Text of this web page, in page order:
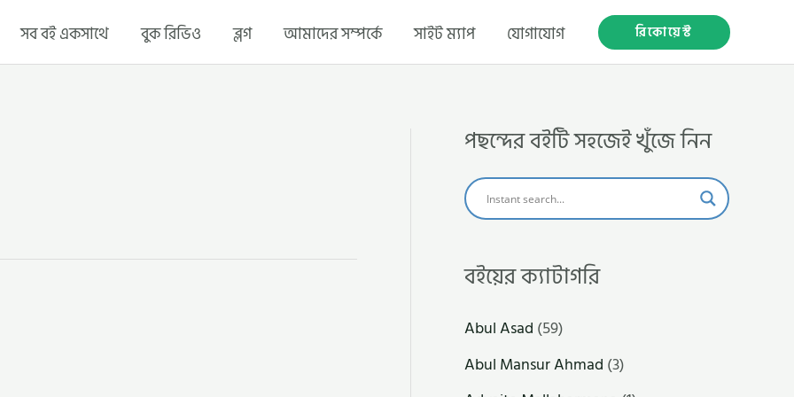
সব বই একসাথে বুক রিভিও ব্লগ আমাদের সম্পর্কে সাইট ম্যাপ যোগাযোগ রিকোয়েস্ট
পছন্দের বইটি সহজেই খুঁজে নিন
বইয়ের ক্যাটাগরি
Abul Asad (59)
Abul Mansur Ahmad (3)